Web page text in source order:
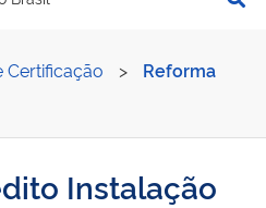
Certificação >
Reforma
Instalação